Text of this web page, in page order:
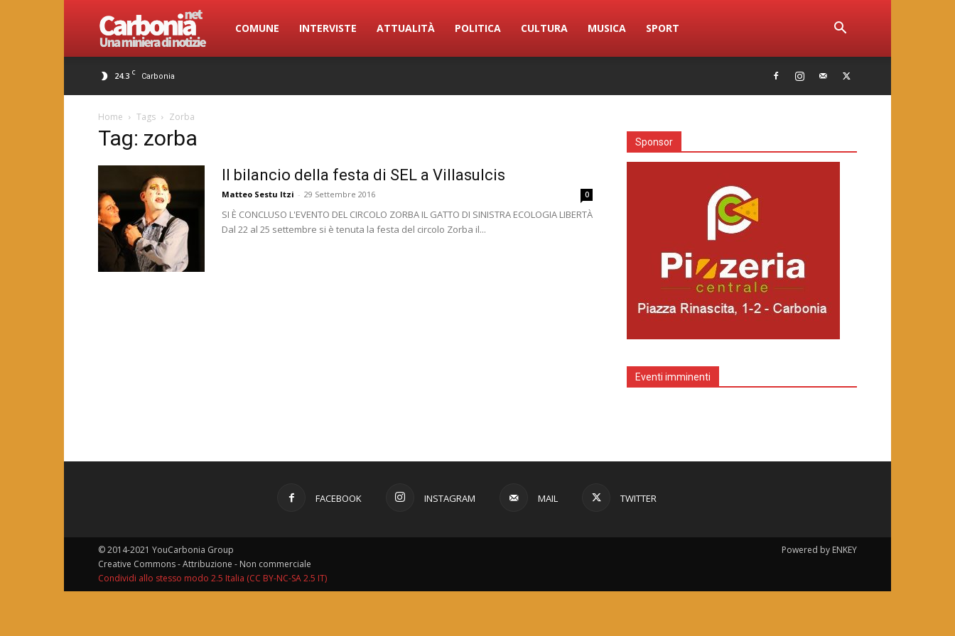
Carbonia.net
COMUNE INTERVISTE ATTUALITÀ POLITICA CULTURA MUSICA SPORT
24.3 C Carbonia
Home Tags Zorba
Tag: zorba
Il bilancio della festa di SEL a Villasulcis
Matteo Sestu Itzi - 29 Settembre 2016 0
SI È CONCLUSO L'EVENTO DEL CIRCOLO ZORBA IL GATTO DI SINISTRA ECOLOGIA LIBERTÀ
Dal 22 al 25 settembre si è tenuta la festa del circolo Zorba il...
Sponsor
Eventi imminenti
FACEBOOK INSTAGRAM MAIL TWITTER
Powered by ENKEY
© 2014-2021 YouCarbonia Group
Creative Commons - Attribuzione - Non commerciale
Condividi allo stesso modo 2.5 Italia (CC BY-NC-SA 2.5 IT)